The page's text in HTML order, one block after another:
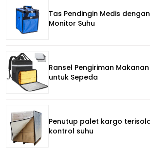
Tas Pendingin Medis
Monitor Suhu
Ransel Pengiriman
untuk Sepeda
Penutup palet kargo
kontrol suhu